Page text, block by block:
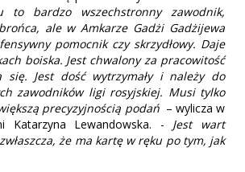
to bardzo wszechstronny zawodnik,
ale w Amkarze Gadżi Gadżijewa
pomocnik czy skrzydłowy. Daje
boiska. Jest chwalony za pracowitość
się. Jest dość wytrzymały i należy do
zawodników ligi rosyjskiej. Musi tylko
precyzyjnością podań– wylicza w
Katarzyna Lewandowska. - Jest wart
że ma kartę w ręku po tym, jak